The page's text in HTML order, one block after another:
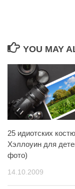
YOU MAY
25 идиотских
Хэллоуин для
фото)
14.10.2009